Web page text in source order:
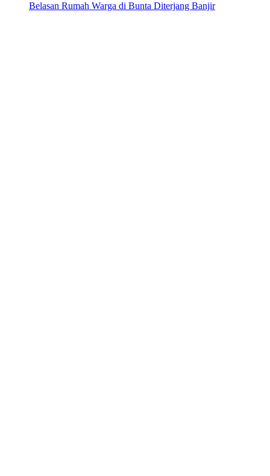
Belasan Rumah Warga di Bunta Diterjang Banjir